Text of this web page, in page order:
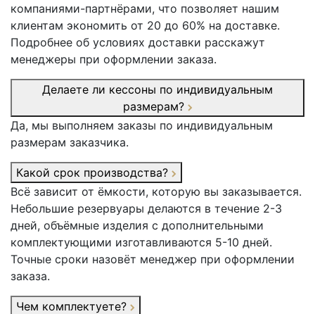
компаниями-партнёрами, что позволяет нашим
клиентам экономить от 20 до 60% на доставке.
Подробнее об условиях доставки расскажут
менеджеры при оформлении заказа.
Делаете ли кессоны по индивидуальным
размерам?
Да, мы выполняем заказы по индивидуальным
размерам заказчика.
Какой срок производства?
Всё зависит от ёмкости, которую вы заказывается.
Небольшие резервуары делаются в течение 2-3
дней, объёмные изделия с дополнительными
комплектующими изготавливаются 5-10 дней.
Точные сроки назовёт менеджер при оформлении
заказа.
Чем комплектуете?